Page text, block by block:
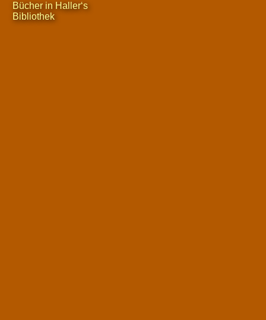
Bücher in Haller‘s
Bibliothek